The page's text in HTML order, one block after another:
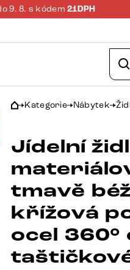
9. 8. s kódem21DPH
Kategorie Nábytek
Jídelní
tmavě
křížová
ocel 360°